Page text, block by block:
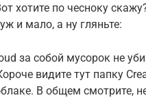
хотите по чесноку
и мало, а ну гляньте:
за собой мусорок не
видите тут папку
В общем смотрите,